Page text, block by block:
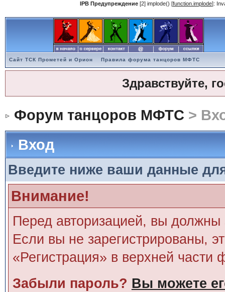
IPB Предупреждение [2] implode() [function.implode]:
Сайт ТСК Прометей и Орион Правила форума танцоров МФТС
Здравствуйте,
Форум танцоров МФТС >
Вход
Введите ниже ваши данные
Внимание!
Перед авторизацией, вы должны
Если вы не зарегистрированы,
«Регистрация» в верхней части
Забыли пароль? Вы можете